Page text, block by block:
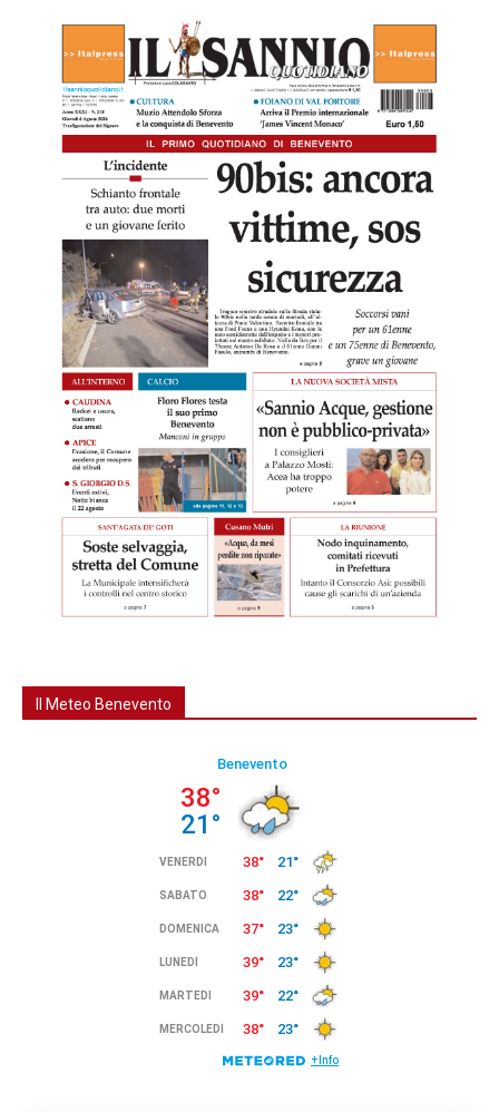
Il Meteo Benevento